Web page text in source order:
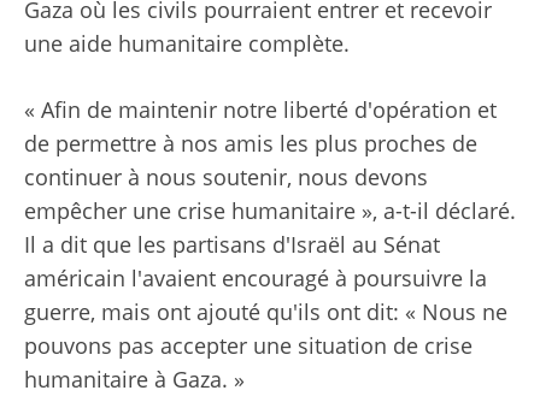
Gaza où les civils pourraient entrer et recevoir
une aide humanitaire complète.
« Afin de maintenir notre liberté d'opération et
de permettre à nos amis les plus proches de
continuer à nous soutenir, nous devons
empêcher une crise humanitaire », a-t-il déclaré.
Il a dit que les partisans d'Israël au Sénat
américain l'avaient encouragé à poursuivre la
guerre, mais ont ajouté qu'ils ont dit: « Nous ne
pouvons pas accepter une situation de crise
humanitaire à Gaza. »